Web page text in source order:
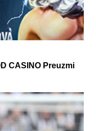
CASINO Preuzmi